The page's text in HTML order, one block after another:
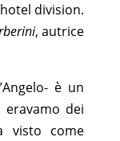
division.
, autrice
è un
dei
visto come